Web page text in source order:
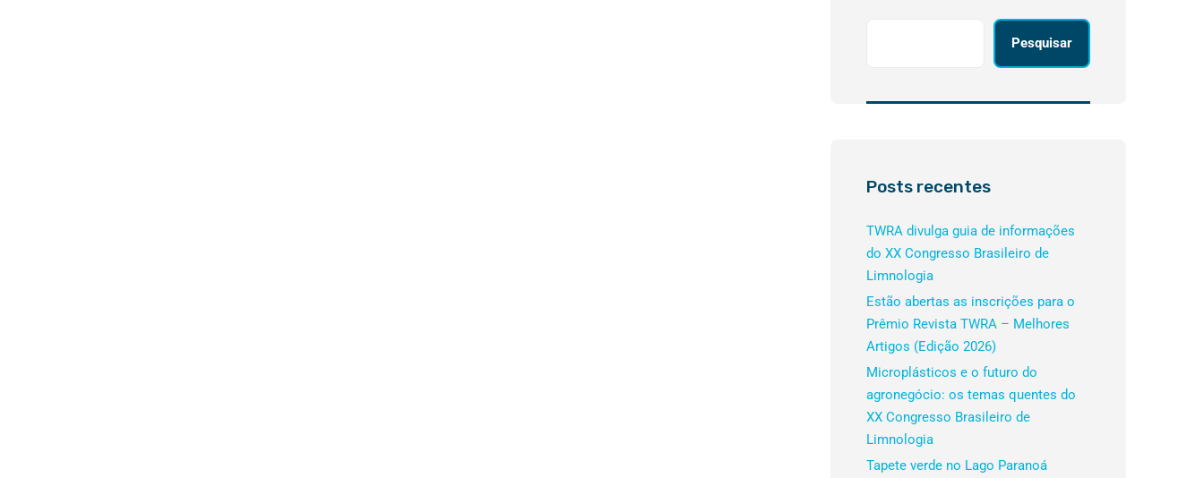
Pesquisar
Posts recentes
TWRA divulga guia de informações
do XX Congresso Brasileiro de
Limnologia
Estão abertas as inscrições para o
Prêmio Revista TWRA – Melhores
Artigos (Edição 2026)
Microplásticos e o futuro do
agronegócio: os temas quentes do
XX Congresso Brasileiro de
Limnologia
Tapete verde no Lago Paranoá